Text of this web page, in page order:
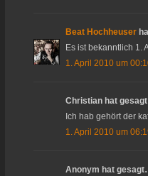
Beat Hochheuser
Es ist bekanntlich 1.
1. April 2010 um
Christian hat
Ich hab gehört der
1. April 2010 um
Anonym hat